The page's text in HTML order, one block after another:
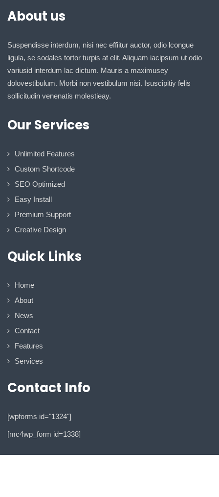
About us
Suspendisse interdum, nisi nec effiitur auctor, odio lcongue
ligula, se sodales tortor turpis at elit. Aliquam iacipsum ut odio
variusid interdum lac dictum. Mauris a maximusey
dolovestibulum. Morbi non vestibulum nisi. Isuscipitiy felis
sollicitudin venenatis molestieay.
Our Services
Unlimited Features
Custom Shortcode
SEO Optimized
Easy Install
Premium Support
Creative Design
Quick Links
Home
About
News
Contact
Features
Services
Contact Info
[wpforms id="1324"]
[mc4wp_form id=1338]